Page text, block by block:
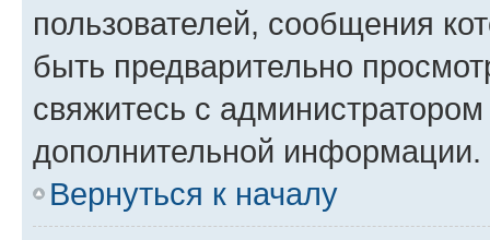
пользователей, сообщения
быть предварительно
свяжитесь с
дополнительной информации.
Вернуться к началу